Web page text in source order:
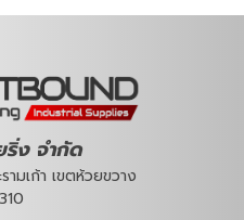
ริ่ง จำกัด
มเก้า เขตห้วยขวาง